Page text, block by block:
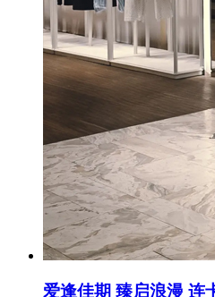
爱逢佳期 臻启浪漫 连